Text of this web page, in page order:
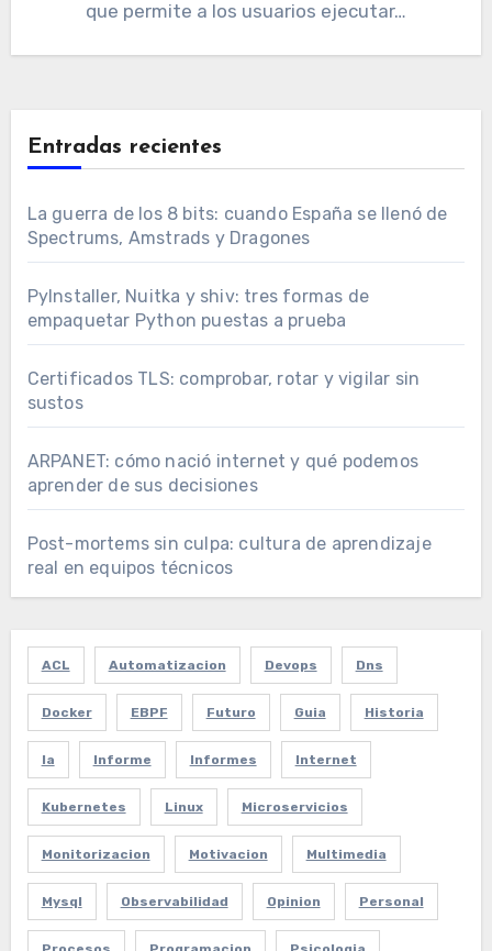
que permite a los usuarios ejecutar…
Entradas recientes
La guerra de los 8 bits: cuando España se llenó de
Spectrums, Amstrads y Dragones
PyInstaller, Nuitka y shiv: tres formas de
empaquetar Python puestas a prueba
Certificados TLS: comprobar, rotar y vigilar sin
sustos
ARPANET: cómo nació internet y qué podemos
aprender de sus decisiones
Post-mortems sin culpa: cultura de aprendizaje
real en equipos técnicos
ACL Automatizacion Devops Dns
Docker EBPF Futuro Guia Historia
Ia Informe Informes Internet
Kubernetes Linux Microservicios
Monitorizacion Motivacion Multimedia
Mysql Observabilidad Opinion Personal